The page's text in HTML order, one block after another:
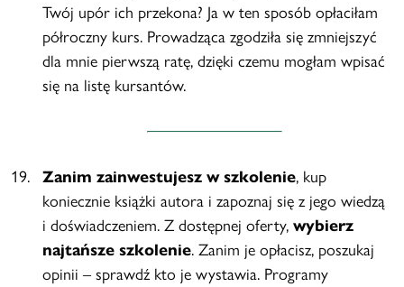
Twój upór ich przekona? Ja w ten sposób opłaciłam
półroczny kurs. Prowadząca zgodziła się zmniejszyć
dla mnie pierwszą ratę, dzięki czemu mogłam wpisać
się na listę kursantów.
Zanim zainwestujesz w szkolenie, kup
koniecznie książki autora i zapoznaj się z jego wiedzą
i doświadczeniem. Z dostępnej oferty, wybierz
najtańsze szkolenie. Zanim je opłacisz, poszukaj
opinii – sprawdź kto je wystawia. Programy